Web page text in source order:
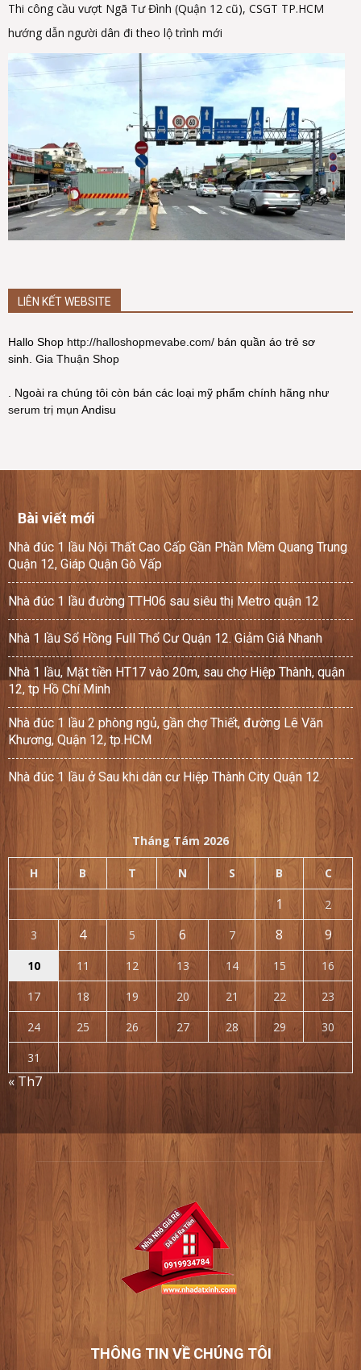
Thi công cầu vượt Ngã Tư Đình (Quận 12 cũ), CSGT TP.HCM
hướng dẫn người dân đi theo lộ trình mới
LIÊN KẾT WEBSITE
Hallo Shop http://halloshopmevabe.com/ bán quần áo trẻ sơ
sinh. Gia Thuận Shop
. Ngoài ra chúng tôi còn bán các loại mỹ phẩm chính hãng như
serum trị mụn Andisu
Bài viết mới
Nhà đúc 1 lầu Nội Thất Cao Cấp Gần Phần Mềm Quang Trung
Quận 12, Giáp Quận Gò Vấp
Nhà đúc 1 lầu đường TTH06 sau siêu thị Metro quận 12
Nhà 1 lầu Sổ Hồng Full Thổ Cư Quận 12. Giảm Giá Nhanh
Nhà 1 lầu, Mặt tiền HT17 vào 20m, sau chợ Hiệp Thành, quận
12, tp Hồ Chí Minh
Nhà đúc 1 lầu 2 phòng ngủ, gần chợ Thiết, đường Lê Văn
Khương, Quận 12, tp.HCM
Nhà đúc 1 lầu ở Sau khi dân cư Hiệp Thành City Quận 12
Tháng Tám 2026
H B T N S B C
1
2
3
4 5 6 7 8 9
10 11 12 13 14 15
16
17
18 19 20 21 22
23
24
25 26 27 28 29
30
31
« Th7
THÔNG TIN VỀ CHÚNG TÔI